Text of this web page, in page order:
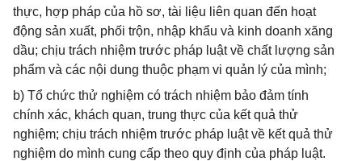
thực, hợp pháp của hồ sơ, tài liệu liên quan đến hoạt
động sản xuất, phối trộn, nhập khẩu và kinh doanh xăng
dầu; chịu trách nhiệm trước pháp luật về chất lượng sản
phẩm và các nội dung thuộc phạm vi quản lý của mình;
b) Tổ chức thử nghiệm có trách nhiệm bảo đảm tính
chính xác, khách quan, trung thực của kết quả thử
nghiệm; chịu trách nhiệm trước pháp luật về kết quả thử
nghiệm do mình cung cấp theo quy định của pháp luật.